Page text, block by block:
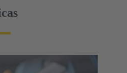
hasta la instalación deben